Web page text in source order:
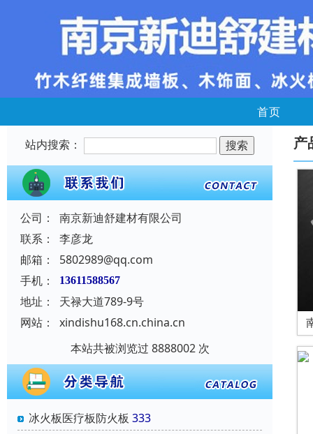
首页
站内搜索：
公司：
南京新迪舒建材有限公司
联系：
李彦龙
邮箱：
5802989@qq.com
手机：
13611588567
地址：
天禄大道789-9号
网站：
xindishu168.cn.china.cn
本站共被浏览过 8888002 次
冰火板医疗板防火板 333
产